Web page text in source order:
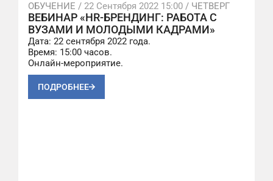
ОБУЧЕНИЕ / 22 Сентября 2022 15:00 / ЧЕТВЕРГ
ВЕБИНАР «HR-БРЕНДИНГ: РАБОТА С
ВУЗАМИ И МОЛОДЫМИ КАДРАМИ»
Дата: 22 сентября 2022 года.
Время: 15:00 часов.
Онлайн-мероприятие.
ПОДРОБНЕЕ